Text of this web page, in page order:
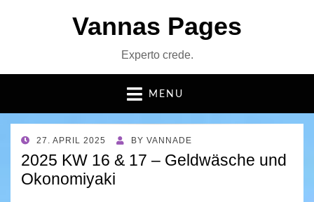
Vannas Pages
Experto crede.
MENU
POSTED
ON
27. APRIL 2025 BY VANNADE
2025 KW 16 & 17 – Geldwäsche und
Okonomiyaki